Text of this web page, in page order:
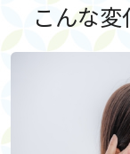
こんな